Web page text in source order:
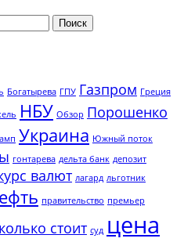
Богатырева ГПУ Газпром Греция
НБУ Обзор Порошенко
Украина Южный поток
гонтарева дельта банк депозит
валют лагард льготник
правительство премьер
стоит суд цена